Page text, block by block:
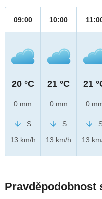
09:00
20 °C
0 mm
S
13 km/h
10:00
21 °C
0 mm
S
13 km/h
21
0
13
Pravděpodobnost